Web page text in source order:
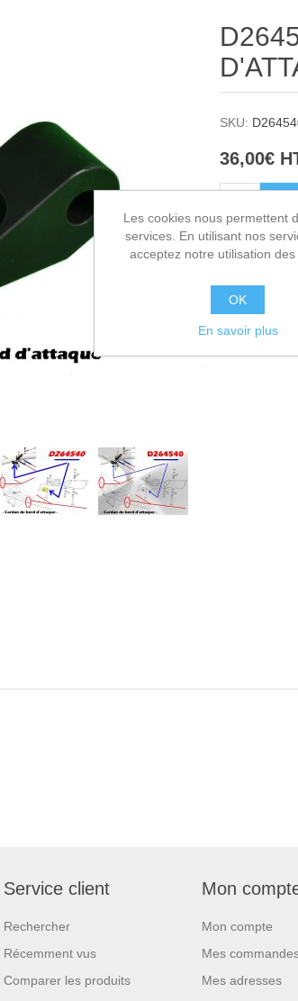
SKU:
36,00€
Service client
Rechercher
Récemment vus
Comparer les produits
Mon
Mon compte
Mes
Mes adresses
Les cookies nous permettent
services. En utilisant nos
acceptez notre utilisation des
OK
En savoir plus